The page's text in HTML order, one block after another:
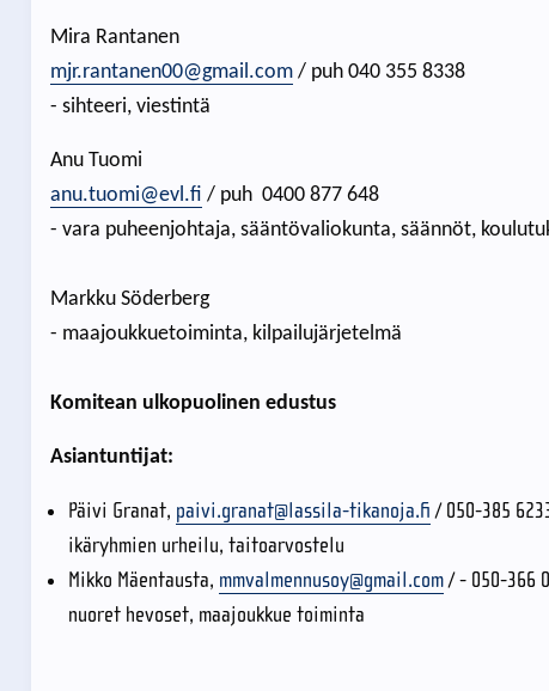
Mira Rantanen
mjr.rantanen00@gmail.com/ puh 040 355 8338
- sihteeri, viestintä
Anu Tuomi
anu.tuomi@evl.fi / puh 0400 877 648
- vara puheenjohtaja, sääntövaliokunta, säännöt,
Markku Söderberg
- maajoukkuetoiminta, kilpailujärjetelmä
Komitean ulkopuolinen edustus
Asiantuntijat:
Päivi Granat, paivi.granat@lassila-tikanoja.fi/ 050-385
ikäryhmien urheilu, taitoarvostelu
Mikko Mäentausta, mmvalmennusoy@gmail.com/ - 050-366
nuoret hevoset, maajoukkue toiminta